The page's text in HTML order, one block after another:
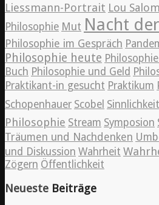
Liessmann-Portrait Lou
Philosophie Mut Nacht
Philosophie im Gespräch
Philosophie heute
Buch Philosophie und Geld
Praktikant-in gesucht Praktikum
Schopenhauer Scobel
Philosophie Stream Symposion
Träumen und Nachdenken
und Diskussion Wahrheit
Zögern Öffentlichkeit
Neueste Beiträge